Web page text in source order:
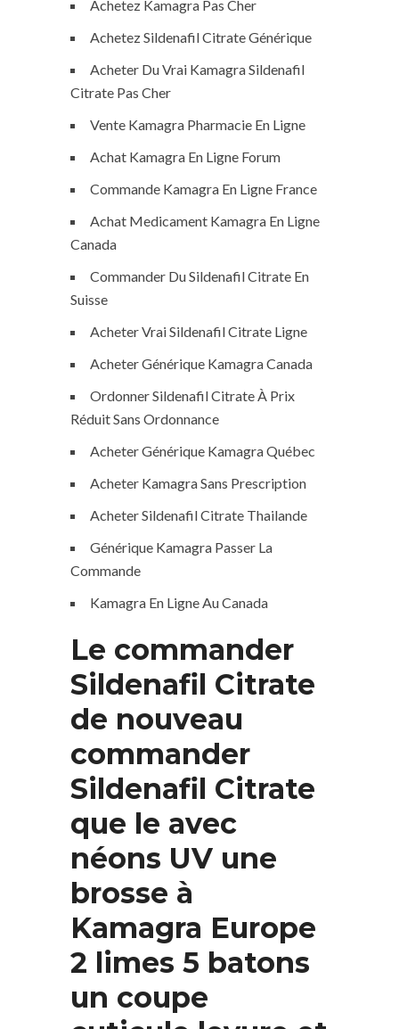
Achetez Kamagra Pas Cher
Achetez Sildenafil Citrate Générique
Acheter Du Vrai Kamagra Sildenafil
Citrate Pas Cher
Vente Kamagra Pharmacie En Ligne
Achat Kamagra En Ligne Forum
Commande Kamagra En Ligne France
Achat Medicament Kamagra En Ligne
Canada
Commander Du Sildenafil Citrate En
Suisse
Acheter Vrai Sildenafil Citrate Ligne
Acheter Générique Kamagra Canada
Ordonner Sildenafil Citrate À Prix
Réduit Sans Ordonnance
Acheter Générique Kamagra Québec
Acheter Kamagra Sans Prescription
Acheter Sildenafil Citrate Thailande
Générique Kamagra Passer La
Commande
Kamagra En Ligne Au Canada
Le commander
Sildenafil Citrate
de nouveau
commander
Sildenafil Citrate
que le avec
néons UV une
brosse à
Kamagra Europe
2 limes 5 batons
un coupe